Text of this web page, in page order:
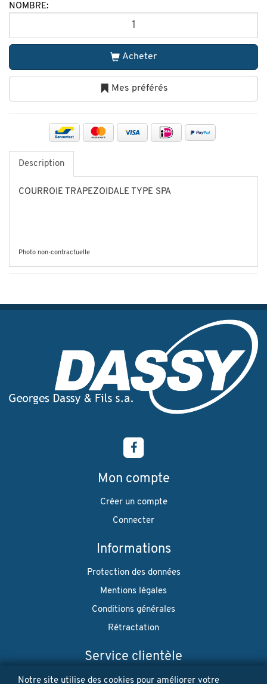
NOMBRE:
Acheter
Mes préférés
Description
COURROIE TRAPEZOIDALE TYPE SPA
Photo non-contractuelle
Mon compte
Créer un compte
Connecter
Informations
Protection des données
Mentions légales
Conditions générales
Rétractation
Service clientèle
Envoi
Notre site utilise des cookies pour améliorer votre